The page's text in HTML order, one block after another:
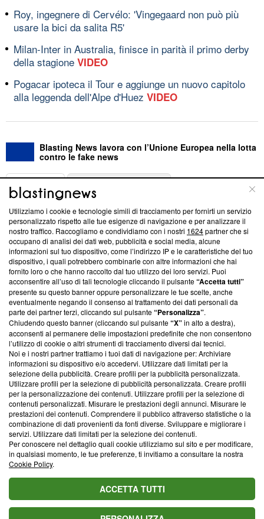
Roy, ingegnere di Cervélo: 'Vingegaard non può più
usare la bici da salita R5'
Milan-Inter in Australia, finisce in parità il primo derby
della stagione VIDEO
Pogacar ipoteca il Tour e aggiunge un nuovo capitolo
alla leggenda dell'Alpe d'Huez VIDEO
Blasting News lavora con l’Unione Europea nella lotta
contro le fake news
ABOUT
Questa sezione offre informazioni trasparenti su Blasting
News, sui nostri processi editoriali e su come ci impegniamo a
creare news di qualità. Inoltre, afferma la nostra aderenza a
‘Trust Project - News with Integrity’Blasting News non è
ancora membro del programma, ma ha richiesto di farne
parte; Trust Project non ha ancora effettuato una verifica di
conformità agli standard.
Su di noi
Team editoriale
Corporate
Redazione
Informativa Privacy
Cookie Policy
Blasting SA, IDI CHE-247.845.224, Via Carlo Frasca, 3 - 6900
Lugano (Svizzera) Tel:+39 0690258937
© 2026 Blasting News
Utilizziamo i cookie e tecnologie simili di tracciamento per fornirti un servizio
personalizzato rispetto alle tue esigenze di navigazione e per analizzare il
nostro traffico. Raccogliamo e condividiamo con i nostri 1624partner che si
occupano di analisi dei dati web, pubblicità e social media, alcune
informazioni sul tuo dispositivo, come l’indirizzo IP e le caratteristiche del tuo
dispositivo, i quali potrebbero combinarle con altre informazioni che hai
fornito loro o che hanno raccolto dal tuo utilizzo dei loro servizi. Puoi
acconsentire all’uso di tali tecnologie cliccando il pulsante“Accetta tutti”
presente su questo banner oppure personalizzare le tue scelte, anche
eventualmente negando il consenso al trattamento dei dati personali da
parte dei partner terzi, cliccando sul pulsante“Personalizza”.
Chiudendo questo banner (cliccando sul pulsante“X”in alto a destra),
acconsenti al permanere delle impostazioni predefinite che non consentono
l’utilizzo di cookie o altri strumenti di tracciamento diversi dai tecnici.
Noi e i nostri partner trattiamo i tuoi dati di navigazione per: Archiviare
informazioni su dispositivo e/o accedervi. Utilizzare dati limitati per la
selezione della pubblicità. Creare profili per la pubblicità personalizzata.
Utilizzare profili per la selezione di pubblicità personalizzata. Creare profili
per la personalizzazione dei contenuti. Utilizzare profili per la selezione di
contenuti personalizzati. Misurare le prestazioni degli annunci. Misurare le
prestazioni dei contenuti. Comprendere il pubblico attraverso statistiche o la
combinazione di dati provenienti da fonti diverse. Sviluppare e migliorare i
servizi. Utilizzare dati limitati per la selezione dei contenuti.
Per conoscere nel dettaglio quali cookie utilizziamo sul sito e per modificare,
in qualsiasi momento, le tue preferenze, ti invitiamo a consultare la nostra
Cookie Policy.
ACCETTA TUTTI